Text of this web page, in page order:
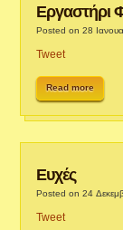
Εργαστήρι
Posted on 28
Tweet
Read more
Ευχές
Posted on 24
Tweet